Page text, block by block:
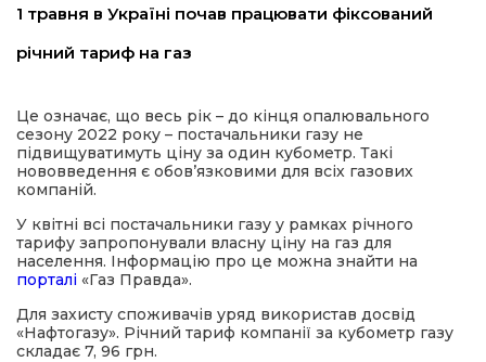
1 травня в Україні почав працювати фіксований
річний тариф на газ
Це означає, що весь рік – до кінця опалювального
сезону 2022 року – постачальники газу не
підвищуватимуть ціну за один кубометр. Такі
нововведення є обов’язковими для всіх газових
компаній.
У квітні всі постачальники газу у рамках річного
тарифу запропонували власну ціну на газ для
населення. Інформацію про це можна знайти на
порталі «Газ Правда».
Для захисту споживачів уряд використав досвід
«Нафтогазу». Річний тариф компанії за кубометр газу
складає 7, 96 грн.